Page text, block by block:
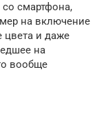
смартфона,
на включение
цвета и даже
на
вообще